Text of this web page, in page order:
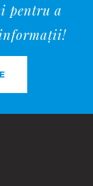
pentru a